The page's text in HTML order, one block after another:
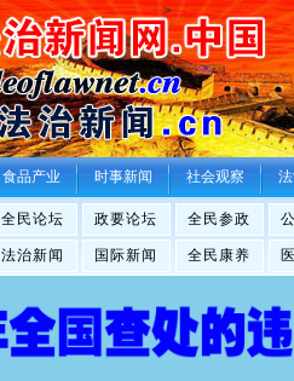
>
食品产业 时事新闻 社会观察
全民论坛 政要论坛 全民参政
法治新闻 国际新闻 全民康养